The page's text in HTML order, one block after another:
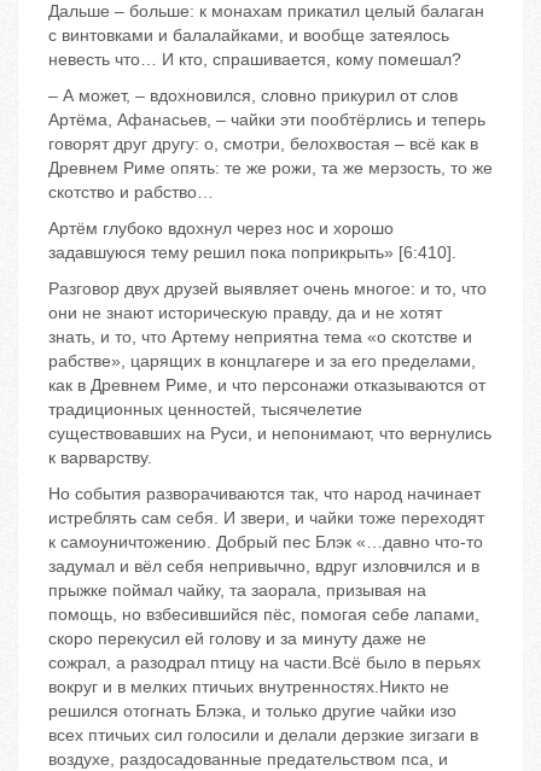
Дальше – больше: к монахам прикатил целый балаган
с винтовками и балалайками, и вообще затеялось
невесть что… И кто, спрашивается, кому помешал?
– А может, – вдохновился, словно прикурил от слов
Артёма, Афанасьев, – чайки эти пообтёрлись и теперь
говорят друг другу: о, смотри, белохвостая – всё как в
Древнем Риме опять: те же рожи, та же мерзость, то же
скотство и рабство…
Артём глубоко вдохнул через нос и хорошо
задавшуюся тему решил пока поприкрыть» [6:410].
Разговор двух друзей выявляет очень многое: и то, что
они не знают историческую правду, да и не хотят
знать, и то, что Артему неприятна тема «о скотстве и
рабстве», царящих в концлагере и за его пределами,
как в Древнем Риме, и что персонажи отказываются от
традиционных ценностей, тысячелетие
существовавших на Руси, и непонимают, что вернулись
к варварству.
Но события разворачиваются так, что народ начинает
истреблять сам себя. И звери, и чайки тоже переходят
к самоуничтожению. Добрый пес Блэк «…давно что-то
задумал и вёл себя непривычно, вдруг изловчился и в
прыжке поймал чайку, та заорала, призывая на
помощь, но взбесившийся пёс, помогая себе лапами,
скоро перекусил ей голову и за минуту даже не
сожрал, а разодрал птицу на части.Всё было в перьях
вокруг и в мелких птичьих внутренностях.Никто не
решился отогнать Блэка, и только другие чайки изо
всех птичьих сил голосили и делали дерзкие зигзаги в
воздухе, раздосадованные предательством пса, и